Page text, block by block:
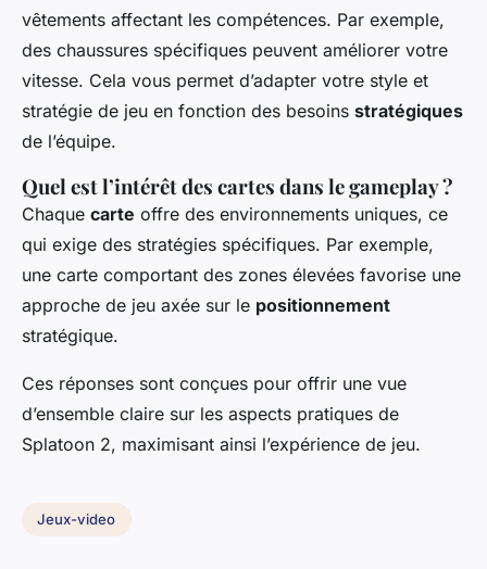
vêtements affectant les compétences. Par exemple,
des chaussures spécifiques peuvent améliorer votre
vitesse. Cela vous permet d’adapter votre style et
stratégie de jeu en fonction des besoins stratégiques
de l’équipe.
Quel est l’intérêt des cartes dans le gameplay ?
Chaque carte offre des environnements uniques, ce
qui exige des stratégies spécifiques. Par exemple,
une carte comportant des zones élevées favorise une
approche de jeu axée sur le positionnement
stratégique.
Ces réponses sont conçues pour offrir une vue
d’ensemble claire sur les aspects pratiques de
Splatoon 2, maximisant ainsi l’expérience de jeu.
Jeux-video